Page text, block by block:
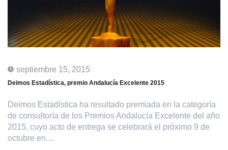
septiembre 15, 2015
Deimos Estadística, premio Andalucía Excelente 2015
Deimos Estadística ha resultado premiada en la categoría
de consultoría de los Premios Andalucía Excelente del año
2015, cuyo acto de entrega se celebrará el próximo 9 de
octubre en....